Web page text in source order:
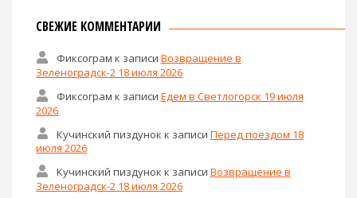
СВЕЖИЕ КОММЕНТАРИИ
Фиксограм к записи Возвращение в
Зеленоградск-2 18 июля 2026
Фиксограм к записи Едем в Светлогорск 19 июля
2026
Кучинский пиздунок к записи Перед поездом 18
июля 2026
Кучинский пиздунок к записи Возвращение в
Зеленоградск-2 18 июля 2026